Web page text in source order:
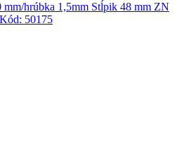
Stĺpik 48 mm ZN
Kód: 50175